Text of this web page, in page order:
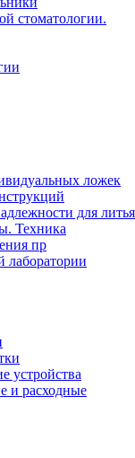
стоматологии.
ложек
для литья
Техника
пр
лаборатории
устройства
и расходные